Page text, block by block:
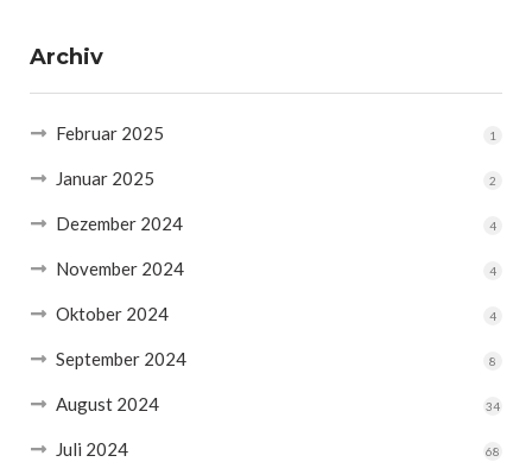
Archiv
Februar 2025 1
Januar 2025 2
Dezember 2024 4
November 2024 4
Oktober 2024 4
September 2024 8
August 2024 34
Juli 2024 68